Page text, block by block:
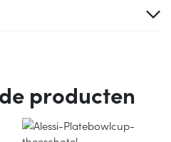
producten